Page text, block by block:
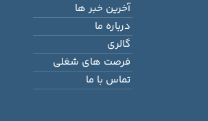
آخرین خبر ها
درباره ما
گالری
فرصت های شغلی
تماس با ما